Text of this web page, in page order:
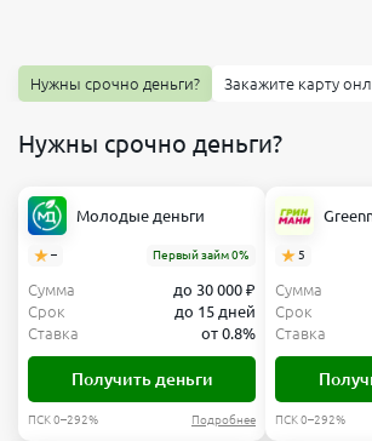
Нужны срочно деньги? Закажите карту
Нужны срочно деньги?
Молодые деньги
– Первый займ 0%
Сумма
до 30 000 ₽
Срок
до 15 дней
Ставка
от 0.8%
Получить деньги
ПСК 0–292% Подробнее
5
Сумма
Срок
Ставка
ПСК 0–292%